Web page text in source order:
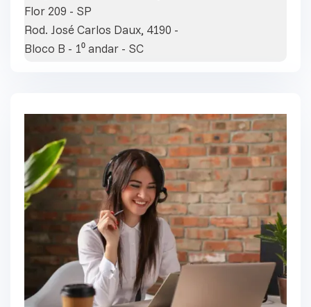
Flor 209 - SP
Rod. José Carlos Daux, 4190 -
Bloco B - 1⁰ andar - SC